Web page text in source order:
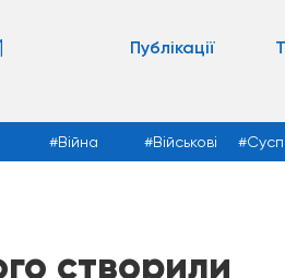
Публікації
Війна Військові
створили